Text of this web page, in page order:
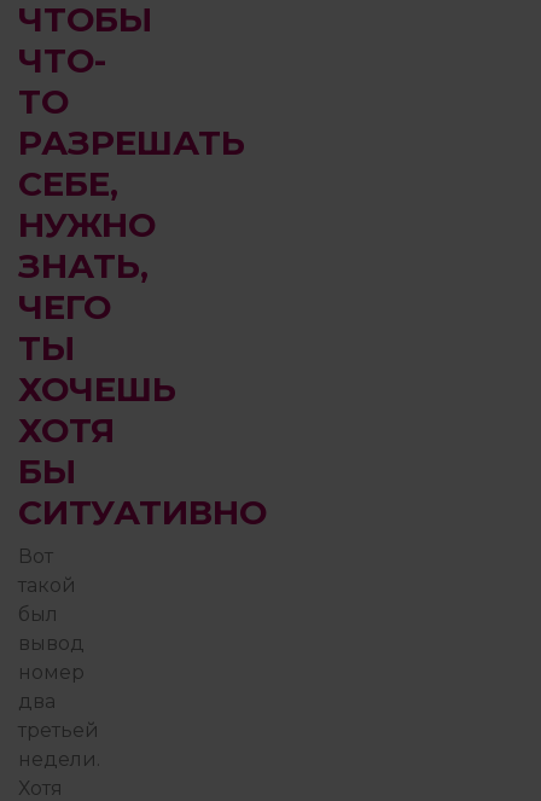
ЧТОБЫ
ЧТО-
ТО
РАЗРЕШАТЬ
СЕБЕ,
НУЖНО
ЗНАТЬ,
ЧЕГО
ТЫ
ХОЧЕШЬ
ХОТЯ
БЫ
СИТУАТИВНО
Вот
такой
был
вывод
номер
два
третьей
недели.
Хотя